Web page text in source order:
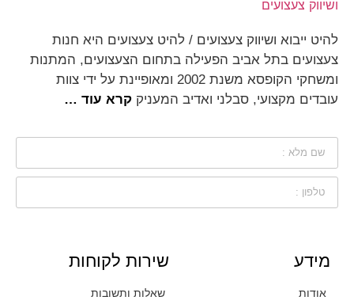
להיט ייבוא ושיווק צעצועים / להיט צעצועים היא חנות
צעצועים בתל אביב הפעילה בתחום הצעצועים, המתנות
ומשחקי הקופסא משנת 2002 ומאופיינת על ידי צוות
עובדים מקצועי, סבלני ואדיב המעניק קרא עוד …
מידע
אודות
שירות לקוחות
שאלות ותשובות